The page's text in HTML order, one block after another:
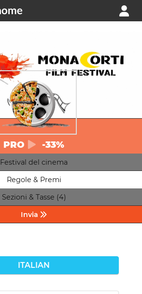
PRO -33%
Festival del cinema
Regole & Premi
Sezioni & Tasse (4)
Invia
ITALIAN